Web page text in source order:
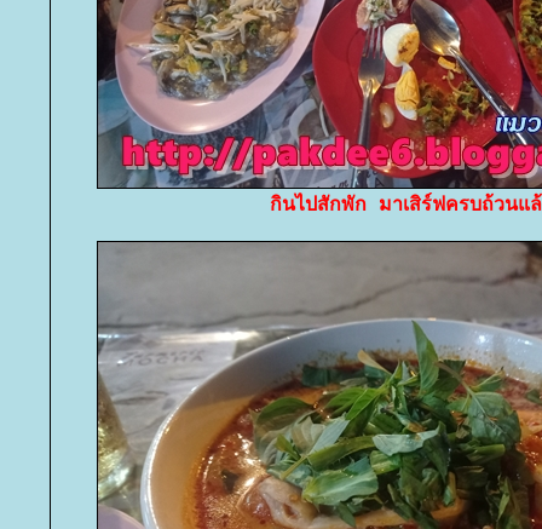
กินไปสักพัก มาเสิร์ฟครบถ้วนแ